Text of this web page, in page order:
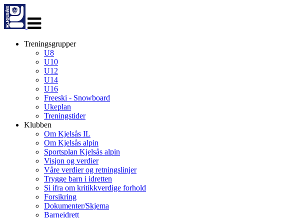
navigasjon
Treningsgrupper
U8
U10
U12
U14
U16
Freeski - Snowboard
Ukeplan
Treningstider
Klubben
Om Kjelsås IL
Om Kjelsås alpin
Sportsplan Kjelsås alpin
Visjon og verdier
Våre verdier og retningslinjer
Trygge barn i idretten
Si ifra om kritikkverdige forhold
Forsikring
Dokumenter/Skjema
Barneidrett